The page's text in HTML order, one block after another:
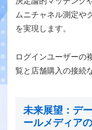
ムニチャネル測定や
を実現します。
ログインユーザーの
覧と店舗購入の接続
未来展望：デ
ールメディア